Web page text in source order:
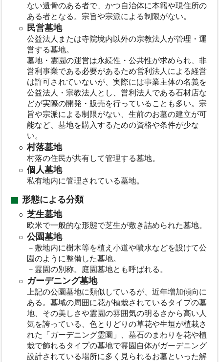
ない遺骨のある者で、かつ自治体に本籍や現住所の
ある者となる。宗旨や宗派による制限がない。
民営墓地
公益法人または寺院境内以外の宗教法人が管理・運
営する墓地。
墓地・霊園の運営は永続性・公共性が求められ、非
営利事業である必要があるため営利法人による経営
は許可されていないが、実際には事業主体の名義を
公益法人・宗教法人とし、営利法人である石材店な
どが実際の開発・販売を行っていることも多い。宗
旨や宗派による制限がない、生前のお墓の建立が可
能など、墓地を購入するための資格や条件が少な
い。
村落墓地
村落の住民が共有して管理する墓地。
個人墓地
私有地内に管理されている墓地。
形態による分類
芝生墓地
欧米で一般的な形態で芝生が敷き詰められた墓地。
公園墓地
－敷地内に樹木等を植え小道や噴水などを設けて公
園のように整備した墓地。
－霊園の別称。庭園墓地とも呼ばれる。
ガーデニング墓地
上記の公園墓地に類似しているが、近年増加傾向に
ある。墓域の周囲に花が植栽されているタイプの墓
地、その美しさや霊園の雰囲気の明るさから高い人
気を誇っている、色とりどりの草花や生垣が植栽さ
れた「ガーデニング霊園」、墓石のまわりを花や植
栽で飾れるタイプの墓地で霊園自体がガーデニング
設計されている場所に多く見られるお墓といった解